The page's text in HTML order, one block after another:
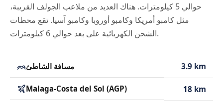
حوالي 5 كيلومترات. هناك العديد من ملاعب الجولف القريبة،
مثل كامبو أمريكا وكامبو أوروبا وكامبو آسيا. تقع محطات
الشحن الكهربائية على بعد حوالي 6 كيلومترات.
مسافة الشاطئ 3.9 km
Malaga-Costa del Sol (AGP) 18 km